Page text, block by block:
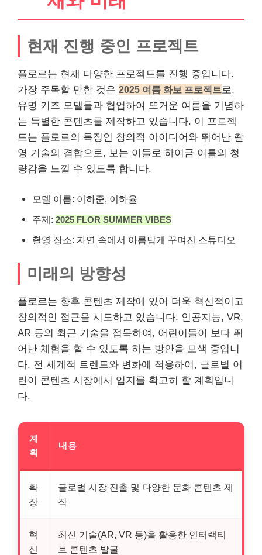
현재 진행 중인 프로젝트
플로르는 현재 다양한 프로젝트를 진행 중입니다.
가장 주목할 만한 것은 2025 여름 화보 프로젝트 로,
유명 키즈 모델들과 협업하여 뜨거운 여름을 기념하
는 특별한 콘텐츠를 제작하고 있습니다. 이 프로젝
트는 플로르의 특징인 창의적 아이디어와 뛰어난 촬
영 기술의 결합으로, 보는 이들로 하여금 여름의 청
량감을 느낄 수 있도록 합니다.
모델 이름: 이하준, 이하율
주제: 2025 FLOR SUMMER VIBES
촬영 장소: 자연 속에서 아름답게 꾸며진 스튜디오
미래의 방향성
플로르는 향후 콘텐츠 제작에 있어 더욱 혁신적이고
창의적인 접근을 시도하고 있습니다. 인공지능, VR,
AR 등의 최근 기술을 접목하여, 어린이들이 보다 뛰
어난 체험을 할 수 있도록 하는 방안을 모색 중입니
다. 전 세계적 트렌드와 변화에 적응하여, 글로벌 어
린이 콘텐츠 시장에서 입지를 확고히 할 계획입니
다.
계
획
내용
확
장
글로벌 시장 진출 및 다양한 문화 콘텐츠 제
작
혁
신
최신 기술(AR, VR 등)을 활용한 인터랙티
브 콘텐츠 발굴